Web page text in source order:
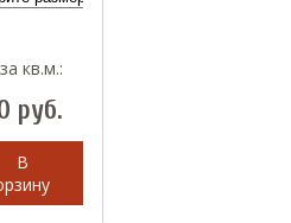
кв.м.:
руб.
В